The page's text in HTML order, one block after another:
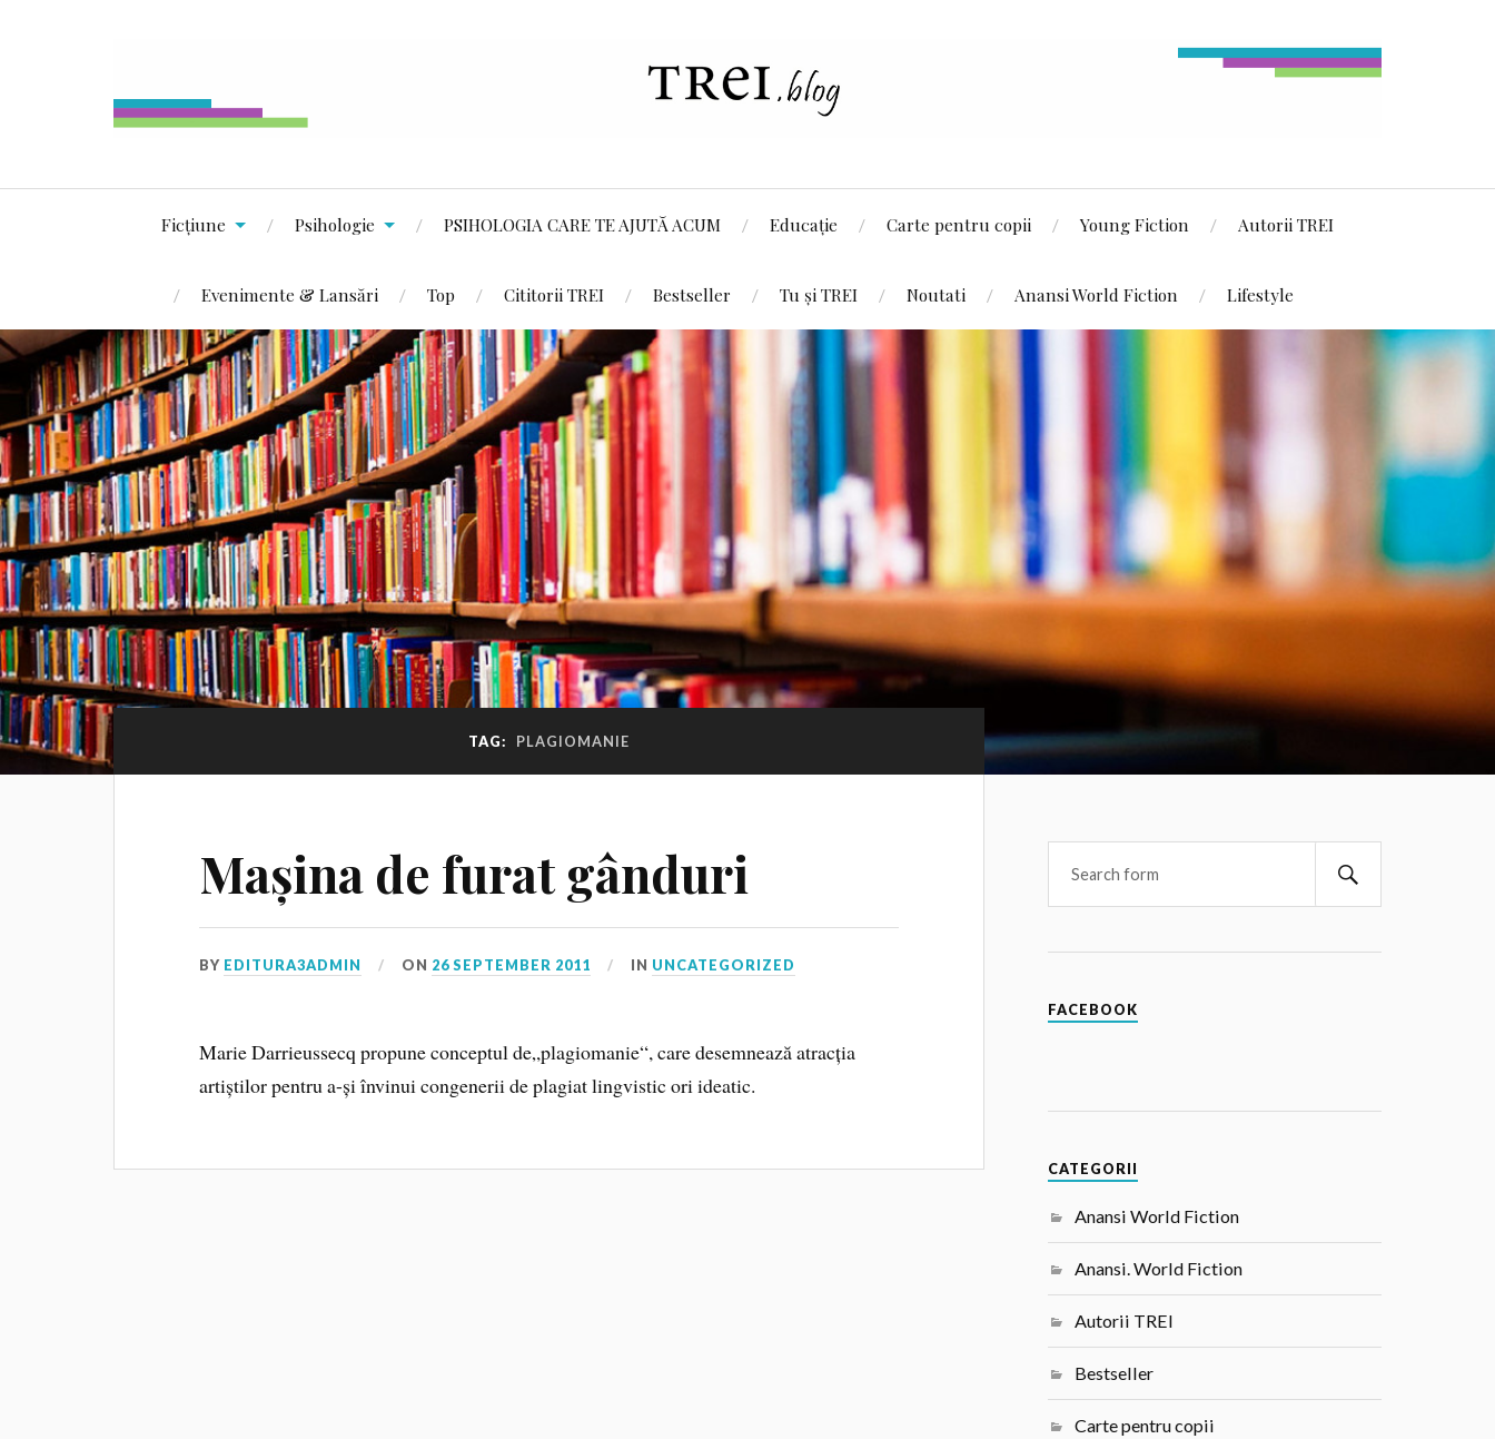
Ficțiune Psihologie PSIHOLOGIA CARE TE AJUTĂ ACUM Educație Carte pentru copii Young Fiction Autorii TREI
Evenimente & Lansări Top Cititorii TREI Bestseller Tu și TREI Noutati Anansi World Fiction Lifestyle
TAG: PLAGIOMANIE
Mașina de furat gânduri
BY EDITURA3ADMIN ON 26 SEPTEMBER 2011 IN UNCATEGORIZED
Marie Darrieussecq propune conceptul de„plagiomanie“, care desemnează atracția
artiștilor pentru a-și învinui congenerii de plagiat lingvistic ori ideatic.
FACEBOOK
CATEGORII
Anansi World Fiction
Anansi. World Fiction
Autorii TREI
Bestseller
Carte pentru copii